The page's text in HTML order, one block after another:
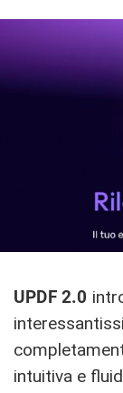
UPDF 2.0
intuitiva e